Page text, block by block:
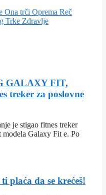
Ona trči Oprema Reč
Trke Zdravlje
GALAXY FIT,
treker za poslovne
je stigao fitnes treker
modela Galaxy Fit e. Po
plaća da se krećeš!